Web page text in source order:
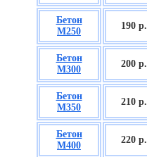
Бетон
М250
190 р.
Бетон
М300
200 р.
Бетон
М350
210 р.
Бетон
М400
220 р.